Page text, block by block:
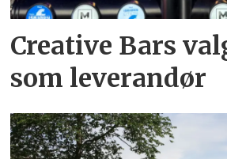
Creative Bars
som leverandør